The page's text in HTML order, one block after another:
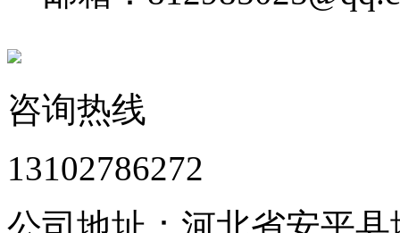
咨询热线
13102786272